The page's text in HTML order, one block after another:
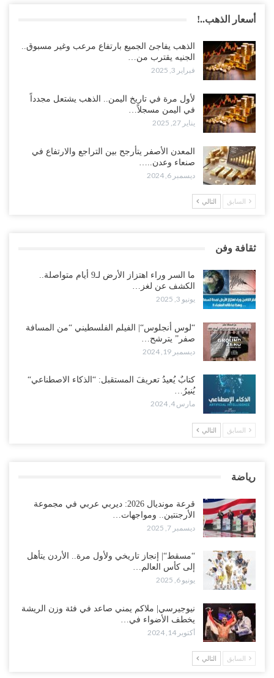
أسعار الذهب..!
الذهب يفاجئ الجميع بارتفاع مرعب وغير مسبوق..
الجنيه يقترب من…
فبراير 3, 2025
لأول مرة في تاريخ اليمن.. الذهب يشتعل مجدداً
في اليمن مسجلاً…
يناير 27, 2025
المعدن الأصفر يتأرجح بين التراجع والارتفاع في
صنعاء وعدن..…
ديسمبر 6, 2024
السابق التالي
ثقافة وفن
ما السر وراء اهتزاز الأرض لـ9 أيام متواصلة..
الكشف عن لغز…
يونيو 3, 2025
“لوس أنجلوس“| الفيلم الفلسطيني “من المسافة
صفر” يترشح…
ديسمبر 19, 2024
كتابٌ يُعيدُ تعريفَ المستقبل: “الذكاء الاصطناعي“
يُنيرُ…
مارس 4, 2024
السابق التالي
رياضة
قرعة مونديال 2026: ديربي عربي في مجموعة
الأرجنتين.. ومواجهات…
ديسمبر 7, 2025
“مسقط“| إنجاز تاريخي ولأول مرة.. الأردن يتأهل
إلى كأس العالم…
يونيو 6, 2025
نيوجيرسي| ملاكم يمني صاعد في فئة وزن الريشة
يخطف الأضواء في…
أكتوبر 14, 2024
السابق التالي